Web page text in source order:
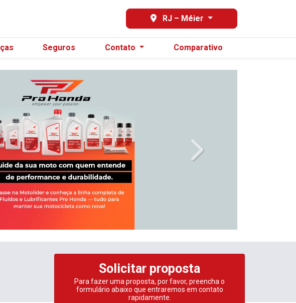
RJ – Méier
Seguros Contato Comparativo
templates.template-
Solicitar proposta
Para fazer uma proposta, por favor, preencha o
formulário abaixo que entraremos em contato
rapidamente.